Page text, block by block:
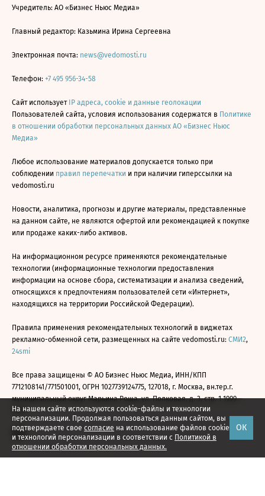
На нашем сайте используются cookie-файлы и технологии
персонализации. Продолжая пользоваться данным сайтом, вы
подтверждаете свое согласие на использование файлов cookie
и технологий персонализации в соответствии с Политикой в
отношении обработки персональных данных.
ОК
Учредитель: АО «Бизнес Ньюс Медиа»
Главный редактор: Казьмина Ирина Сергеевна
Электронная почта: news@vedomosti.ru
Телефон: +7 495 956-34-58
Сайт использует IP адреса, cookie и данные геолокации
Пользователей сайта, условия использования содержатся в Политике
в отношении обработки персональных данных АО «Бизнес Ньюс
Медиа»
Любое использование материалов допускается только при
соблюдении правил перепечатки и при наличии гиперссылки на
vedomosti.ru
Новости, аналитика, прогнозы и другие материалы, представленные
на данном сайте, не являются офертой или рекомендацией к покупке
или продаже каких-либо активов.
На информационном ресурсе применяются рекомендательные
технологии (информационные технологии предоставления
информации на основе сбора, систематизации и анализа сведений,
относящихся к предпочтениям пользователей сети «Интернет»,
находящихся на территории Российской Федерации).
Правила применения рекомендательных технологий в виджетах
рекламно-обменной сети, размещенных на сайте vedomosti.ru: СМИ2,
24smi
Все права защищены © АО Бизнес Ньюс Медиа, ИНН/КПП
7712108141/771501001, ОГРН 1027739124775, 127018, г. Москва, вн.тер.г.
муниципальный округ Марьина Роща, ул. Полковая, д. 3, стр. 1 1999—
2026